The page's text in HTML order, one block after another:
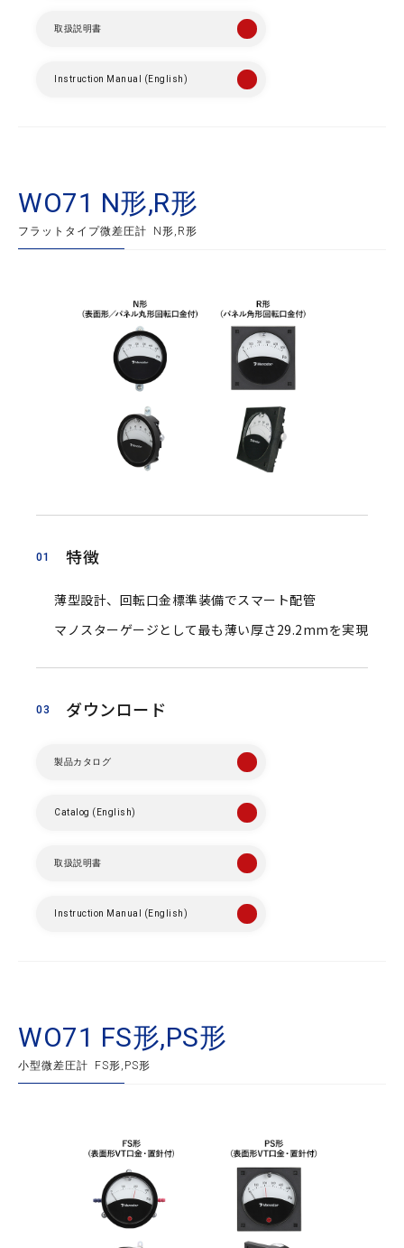
取扱説明書
Instruction Manual (English)
WO71 N形,R形
フラットタイプ微差圧計 N形,R形
01 特徴
薄型設計、回転口金標準装備でスマート配管
マノスターゲージとして最も薄い厚さ29.2mmを実現
03 ダウンロード
製品カタログ
Catalog (English)
取扱説明書
Instruction Manual (English)
WO71 FS形,PS形
小型微差圧計 FS形,PS形